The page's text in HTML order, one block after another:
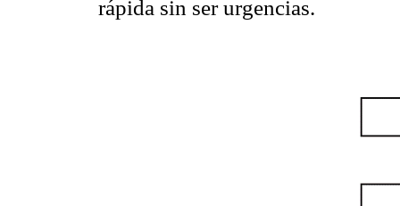
rápida sin ser urgencias.